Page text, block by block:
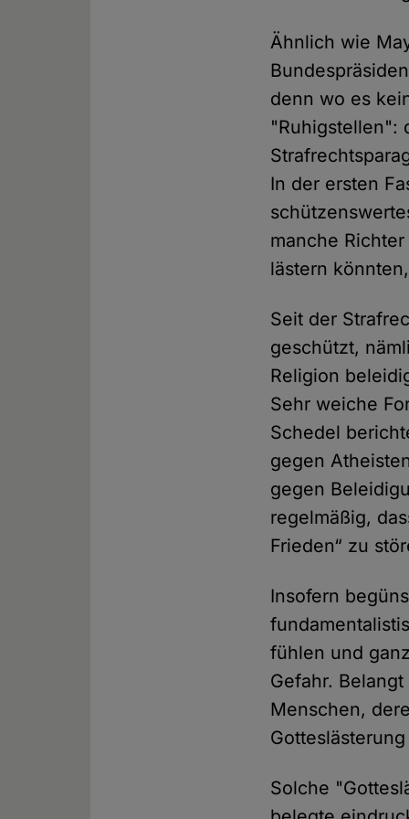
Ähnlich wie
denn wo es
"Ruhigstellen":
In der ersten
manche
lästern
Seit der
geschützt,
Religion
Sehr weiche
Schedel
gegen
gegen
regelmäßig,
Frieden“ zu
Insofern
fühlen und
Gefahr.
Menschen,
Solche